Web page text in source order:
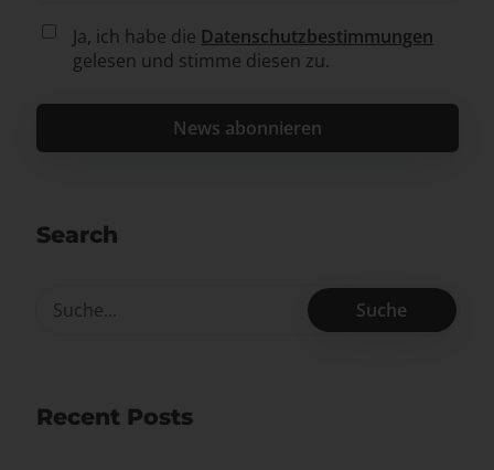
Ja, ich habe die Datenschutzbestimmungen
gelesen und stimme diesen zu.
Search
Recent Posts